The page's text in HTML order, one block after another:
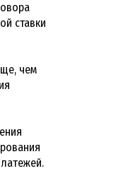
ставки
чем